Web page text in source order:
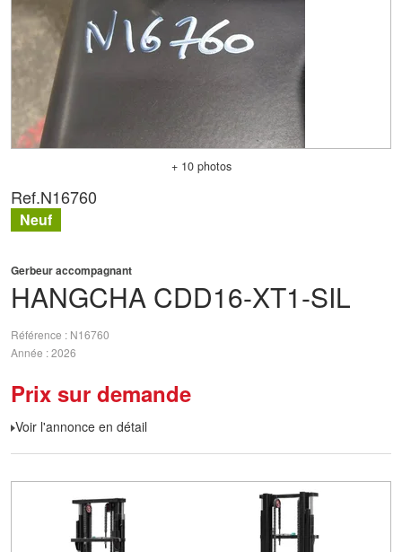
+ 10 photos
HANGCHA CDD16-XT1-SIL
Gerbeur accompagnant
Référence
N16760
Année 2026
Prix sur demande
Voir l'annonce en détail
Ref.N16760
Neuf